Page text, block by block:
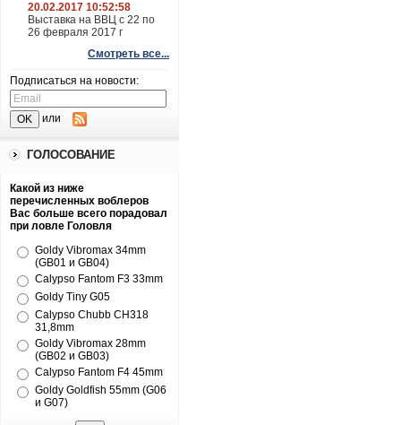
20.02.2017 10:52:58
Выставка на ВВЦ с 22 по
26 февраля 2017 г
Смотреть все...
Подписаться на новости:
или
ГОЛОСОВАНИЕ
Какой из ниже
перечисленных воблеров
Вас больше всего порадовал
при ловле Головля
Goldy Vibromax 34mm
(GB01 и GB04)
Calypso Fantom F3 33mm
Goldy Tiny G05
Calypso Chubb CH318
31,8mm
Goldy Vibromax 28mm
(GB02 и GB03)
Calypso Fantom F4 45mm
Goldy Goldfish 55mm (G06
и G07)